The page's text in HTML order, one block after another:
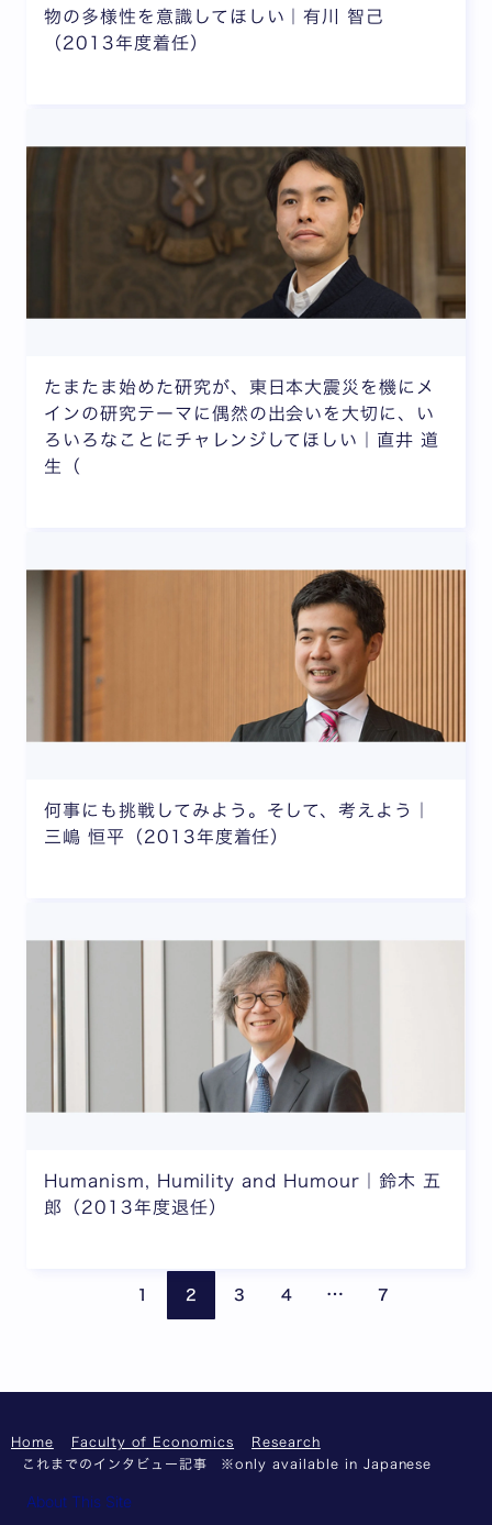
物の多様性を意識してほしい｜有川 智己
（2013年度着任）
たまたま始めた研究が、東日本大震災を機にメ
インの研究テーマに偶然の出会いを大切に、い
ろいろなことにチャレンジしてほしい｜直井 道
生（
何事にも挑戦してみよう。そして、考えよう｜
三嶋 恒平（2013年度着任）
Humanism, Humility and Humour｜鈴木 五
郎（2013年度退任）
1 2 3 4 … 7
Home Faculty of Economics
Research
これまでのインタビュー記事 ※only available in Japanese
About This Site